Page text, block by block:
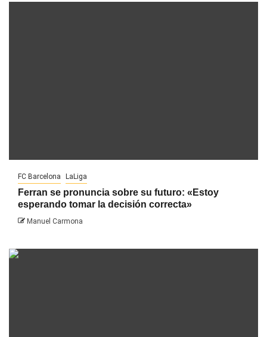
FC Barcelona LaLiga
Ferran se pronuncia sobre su futuro: «Estoy
esperando tomar la decisión correcta»
Manuel Carmona